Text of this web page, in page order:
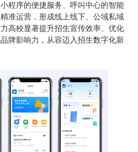
010-61199380
数字佳信视频号
程序的便捷服务、呼叫中心的智能
准运营，形成线上线下、公域私域
高校显著提升招生宣传效率、优化
牌影响力，从容迈入招生数字化新